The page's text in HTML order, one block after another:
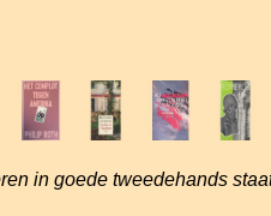
in goede tweedehands